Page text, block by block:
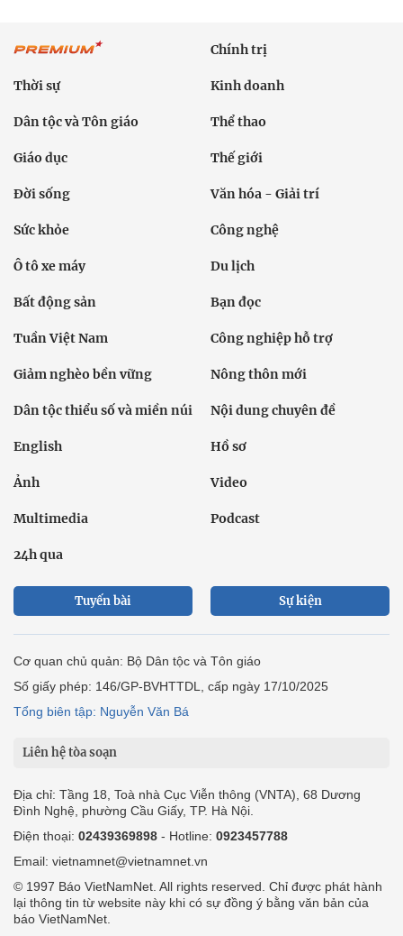
Chính trị
Thời sự Kinh doanh
Dân tộc và Tôn giáo Thể thao
Giáo dục Thế giới
Đời sống Văn hóa - Giải trí
Sức khỏe Công nghệ
Ô tô xe máy Du lịch
Bất động sản Bạn đọc
Tuần Việt Nam Công nghiệp hỗ trợ
Giảm nghèo bền vững Nông thôn mới
Dân tộc thiểu số và miền núi Nội dung chuyên đề
English Hồ sơ
Ảnh Video
Multimedia Podcast
24h qua
Tuyến bài Sự kiện
Cơ quan chủ quản: Bộ Dân tộc và Tôn giáo
Số giấy phép: 146/GP-BVHTTDL, cấp ngày 17/10/2025
Tổng biên tập: Nguyễn Văn Bá
Liên hệ tòa soạn
Địa chỉ: Tầng 18, Toà nhà Cục Viễn thông (VNTA), 68 Dương
Đình Nghệ, phường Cầu Giấy, TP. Hà Nội.
Điện thoại: 02439369898 - Hotline: 0923457788
Email: vietnamnet@vietnamnet.vn
© 1997 Báo VietNamNet. All rights reserved. Chỉ được phát hành
lại thông tin từ website này khi có sự đồng ý bằng văn bản của
báo VietNamNet.